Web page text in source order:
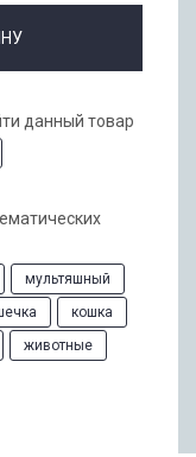
данный товар
мультяшный
кошка
животные